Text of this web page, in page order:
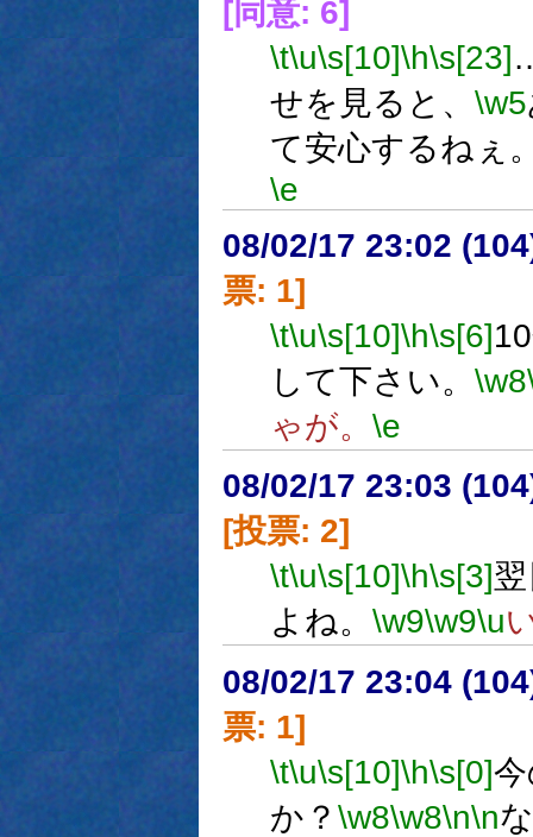
[同意: 6]
\t\u\s[10]\h\s[23]
せを見ると、 \w5
て安心するねぇ
\e
08/02/17 23:02
票: 1]
\t\u\s[10]\h\s[6]
して下さい。 \w8
ゃが。 \e
08/02/17 23:03
[投票: 2]
\t\u\s[10]\h\s[3]
よね。 \w9\w9\u
08/02/17 23:04
票: 1]
\t\u\s[10]\h\s[0]
か？ \w8\w8\n\n